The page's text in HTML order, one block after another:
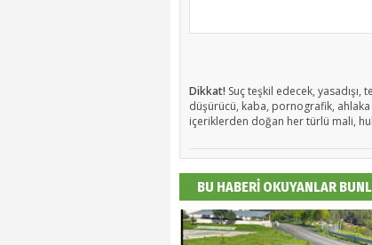
Dikkat! Suç teşkil edecek, yasadışı,
düşürücü, kaba, pornografik, ahlaka
içeriklerden doğan her türlü mali,
BU HABERİ OKUYANLAR